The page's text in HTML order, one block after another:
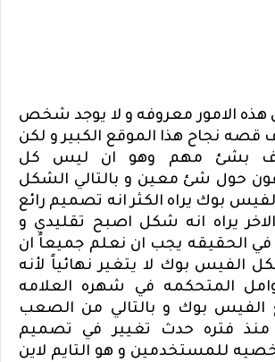
هذه الامور معروفه و لا يوجد شخص
قصه نجاح هذا الموقع الكبير و لكن
بشئ مهم وهو ان ليس كل
حول شئ معين و بالتالي الشكل
بوك يراه الكثر انه تصميم رائع
يراه انه شكل اصبح تقليدي و
الحقيقه يجب ان نعلم جميعاً ان
90% شكل الفيس بوك لا يتغير نهائياً لأنه
المتحكمه في شهره العلامه
الفيس بوك و بالتالي من الصعب
منذ فتره حدث تغيير في تصميم
للمستخدمين و هو التايم لاين